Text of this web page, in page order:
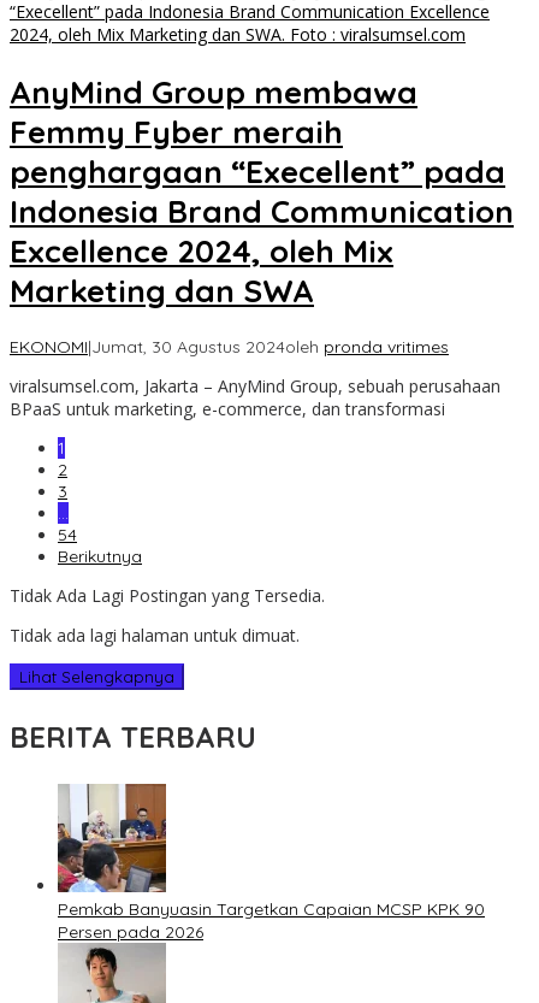
AnyMind Group membawa
Femmy Fyber meraih
penghargaan “Execellent” pada
Indonesia Brand Communication
Excellence 2024, oleh Mix
Marketing dan SWA
EKONOMI|Jumat, 30 Agustus 2024oleh pronda vritimes
viralsumsel.com, Jakarta – AnyMind Group, sebuah perusahaan
BPaaS untuk marketing, e-commerce, dan transformasi
1
2
3
…
54
Berikutnya
Tidak Ada Lagi Postingan yang Tersedia.
Tidak ada lagi halaman untuk dimuat.
Lihat Selengkapnya
BERITA TERBARU
Pemkab Banyuasin Targetkan Capaian MCSP KPK 90
Persen pada 2026